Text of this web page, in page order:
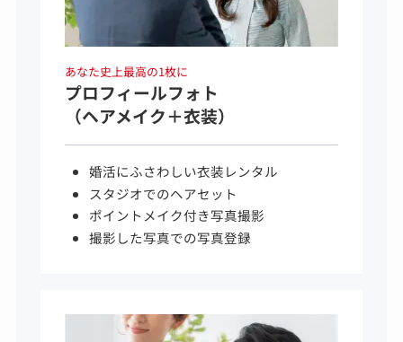
あなた史上最高の1枚に
プロフィールフォト
（ヘアメイク＋衣装）
婚活にふさわしい衣装レンタル
スタジオでのヘアセット
ポイントメイク付き写真撮影
撮影した写真での写真登録